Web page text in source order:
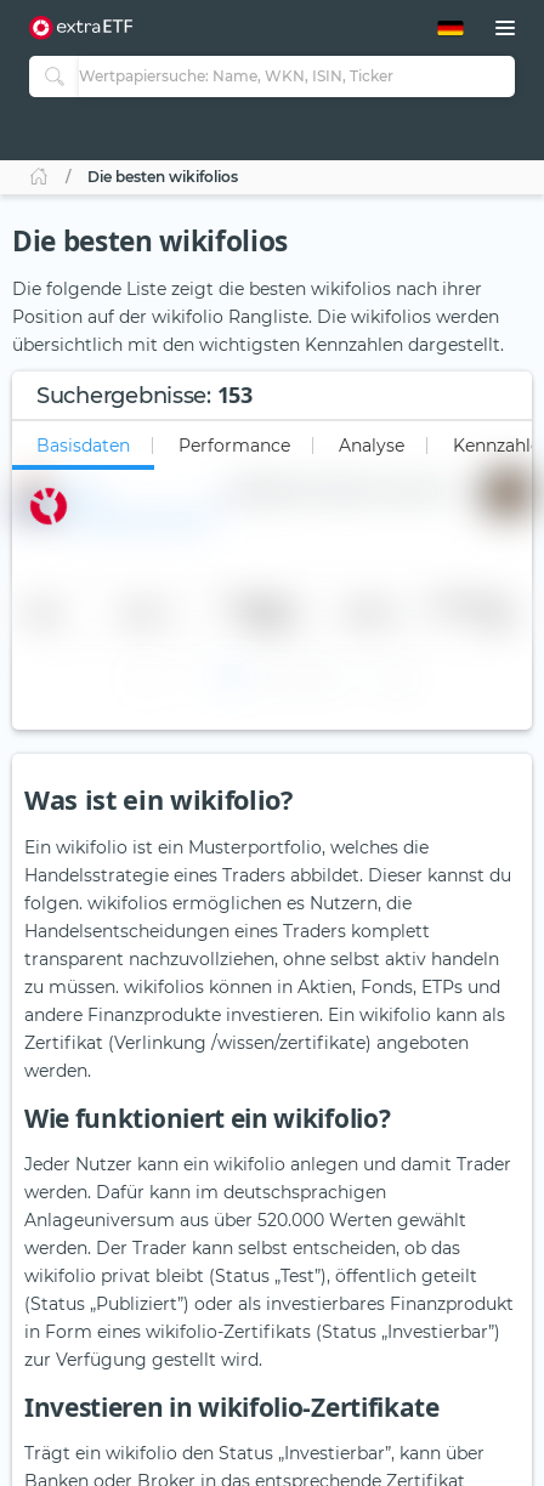
ETF-Guide 2.0
Guide Aktive ETFs
ETF-Sparpläne
Die besten wikifolios
Die besten wikifolios
Die folgende Liste zeigt die besten wikifolios nach ihrer
Position auf der wikifolio Rangliste. Die wikifolios werden
übersichtlich mit den wichtigsten Kennzahlen dargestellt.
Suchergebnisse: 153
Basisdaten Performance Analyse
Szew
Grundinvestment
Was ist ein wikifolio?
Ein wikifolio ist ein Musterportfolio, welches die
Handelsstrategie eines Traders abbildet. Dieser kannst du
folgen. wikifolios ermöglichen es Nutzern, die
Handelsentscheidungen eines Traders komplett
transparent nachzuvollziehen, ohne selbst aktiv handeln
zu müssen. wikifolios können in Aktien, Fonds, ETPs und
andere Finanzprodukte investieren. Ein wikifolio kann als
Zertifikat (Verlinkung /wissen/zertifikate) angeboten
werden.
Wie funktioniert ein wikifolio?
Jeder Nutzer kann ein wikifolio anlegen und damit Trader
werden. Dafür kann im deutschsprachigen
Anlageuniversum aus über 520.000 Werten gewählt
werden. Der Trader kann selbst entscheiden, ob das
wikifolio privat bleibt (Status „Test”), öffentlich geteilt
(Status „Publiziert”) oder als investierbares Finanzprodukt
in Form eines wikifolio-Zertifikats (Status „Investierbar”)
zur Verfügung gestellt wird.
Investieren in wikifolio-Zertifikate
Trägt ein wikifolio den Status „Investierbar”, kann über
Banken oder Broker in das entsprechende Zertifikat